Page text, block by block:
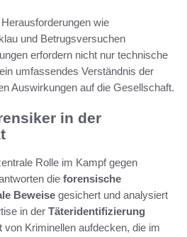
wie
und Betrugsversuchen
erfordern nicht nur technische
umfassendes Verständnis der
Auswirkungen auf die Gesellschaft.
in der
Rolle im Kampf gegen
die forensische
Beweise gesichert und analysiert
in der Täteridentifizierung
von Kriminellen aufdecken, die im